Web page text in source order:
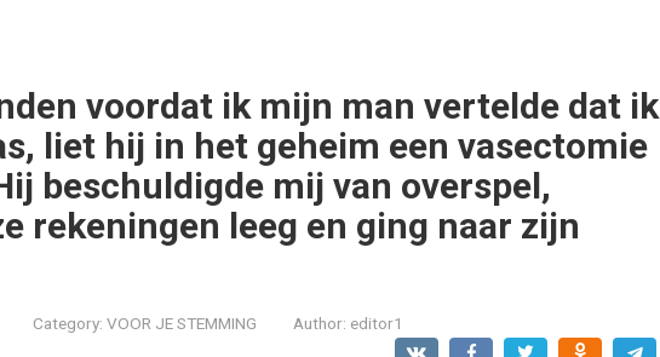
voordat ik mijn man vertelde dat ik
liet hij in het geheim een vasectomie
beschuldigde mij van overspel,
rekeningen leeg en ging naar zijn
Category: VOOR JE STEMMING Author: editor1